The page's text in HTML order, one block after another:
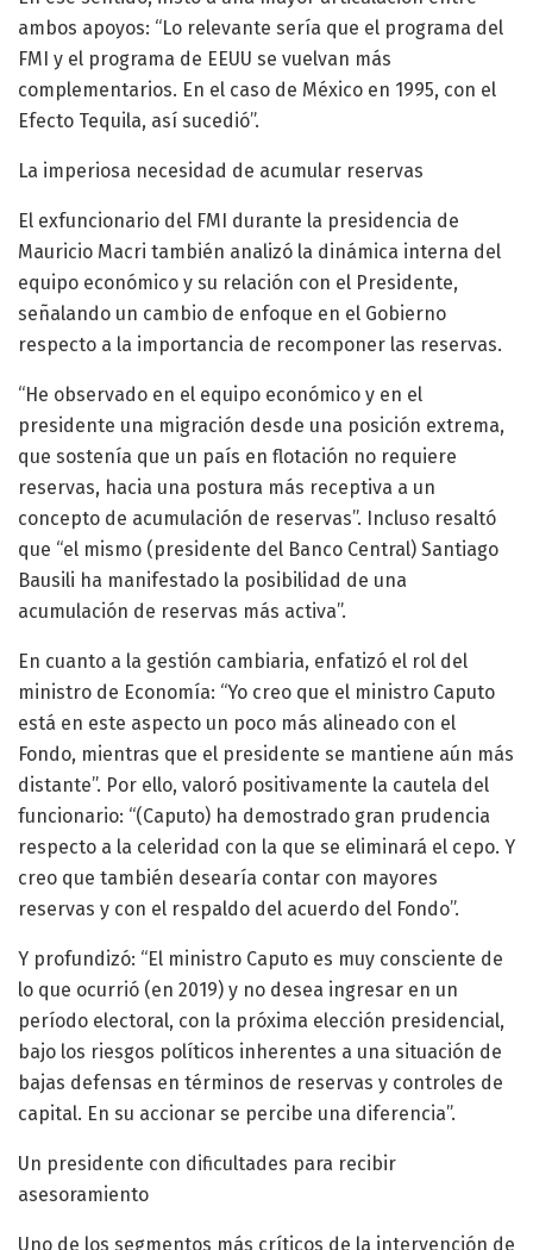
ambos apoyos: “Lo relevante sería que el programa del
FMI y el programa de EEUU se vuelvan más
complementarios. En el caso de México en 1995, con el
Efecto Tequila, así sucedió”.
La imperiosa necesidad de acumular reservas
El exfuncionario del FMI durante la presidencia de
Mauricio Macri también analizó la dinámica interna del
equipo económico y su relación con el Presidente,
señalando un cambio de enfoque en el Gobierno
respecto a la importancia de recomponer las reservas.
“He observado en el equipo económico y en el
presidente una migración desde una posición extrema,
que sostenía que un país en flotación no requiere
reservas, hacia una postura más receptiva a un
concepto de acumulación de reservas”. Incluso resaltó
que “el mismo (presidente del Banco Central) Santiago
Bausili ha manifestado la posibilidad de una
acumulación de reservas más activa”.
En cuanto a la gestión cambiaria, enfatizó el rol del
ministro de Economía: “Yo creo que el ministro Caputo
está en este aspecto un poco más alineado con el
Fondo, mientras que el presidente se mantiene aún más
distante”. Por ello, valoró positivamente la cautela del
funcionario: “(Caputo) ha demostrado gran prudencia
respecto a la celeridad con la que se eliminará el cepo. Y
creo que también desearía contar con mayores
reservas y con el respaldo del acuerdo del Fondo”.
Y profundizó: “El ministro Caputo es muy consciente de
lo que ocurrió (en 2019) y no desea ingresar en un
período electoral, con la próxima elección presidencial,
bajo los riesgos políticos inherentes a una situación de
bajas defensas en términos de reservas y controles de
capital. En su accionar se percibe una diferencia”.
Un presidente con dificultades para recibir
asesoramiento
Uno de los segmentos más críticos de la intervención de